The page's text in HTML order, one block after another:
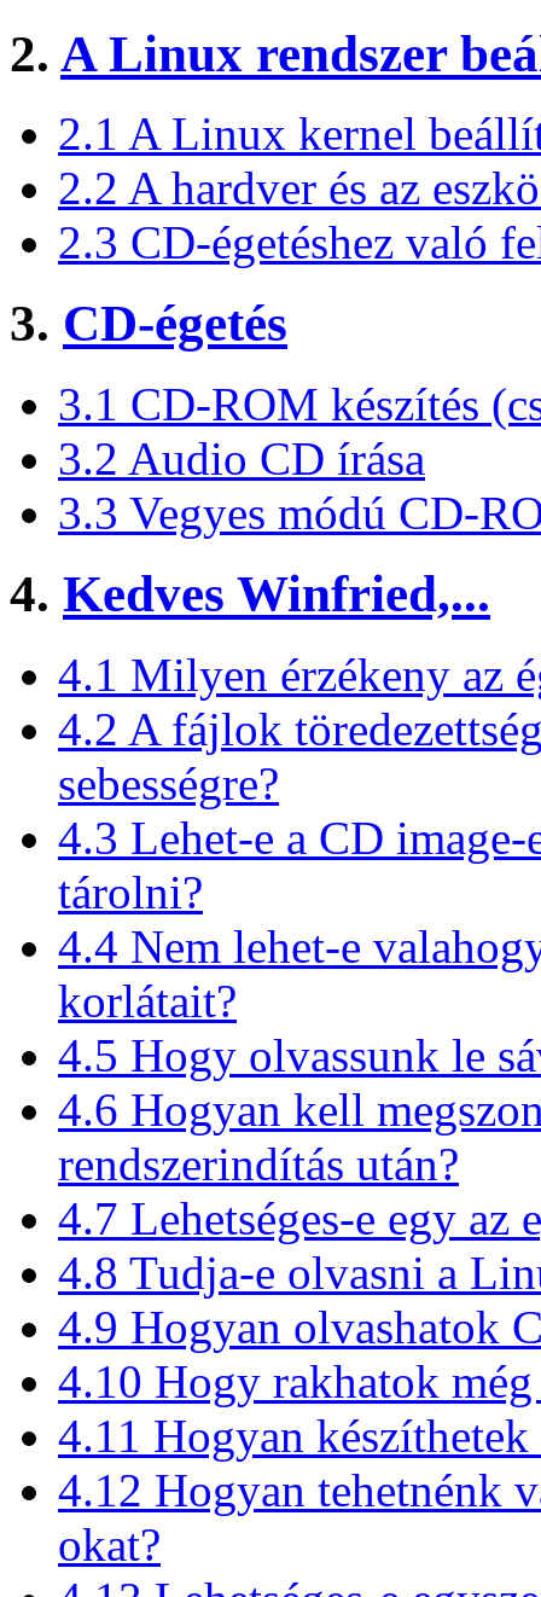
2. A Linux rendszer
2.1 A Linux kernel
2.2 A hardver és az
2.3 CD-égetéshez való
3. CD-égetés
3.1 CD-ROM készítés
3.2 Audio CD írása
3.3 Vegyes módú CD-
4. Kedves Winfried,...
4.1 Milyen érzékeny az
4.2 A fájlok
sebességre?
4.3 Lehet-e a CD
tárolni?
4.4 Nem lehet-e
korlátait?
4.5 Hogy olvassunk le
4.6 Hogyan kell
rendszerindítás után?
4.7 Lehetséges-e egy az
4.8 Tudja-e olvasni a
4.9 Hogyan olvashatok
4.10 Hogy rakhatok
4.11 Hogyan
4.12 Hogyan tehetnénk
okat?